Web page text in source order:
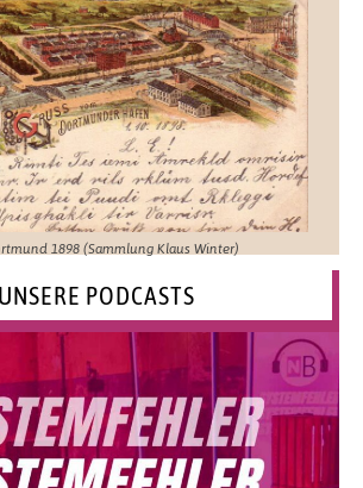
1898 (Sammlung Klaus Winter)
UNSERE PODCASTS